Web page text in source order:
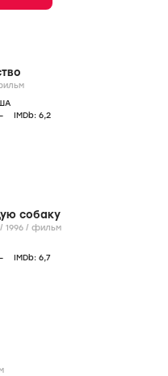
IMDb: 6,2
собаку
Flirting with Disaster / 1996 / фильм
IMDb: 6,7